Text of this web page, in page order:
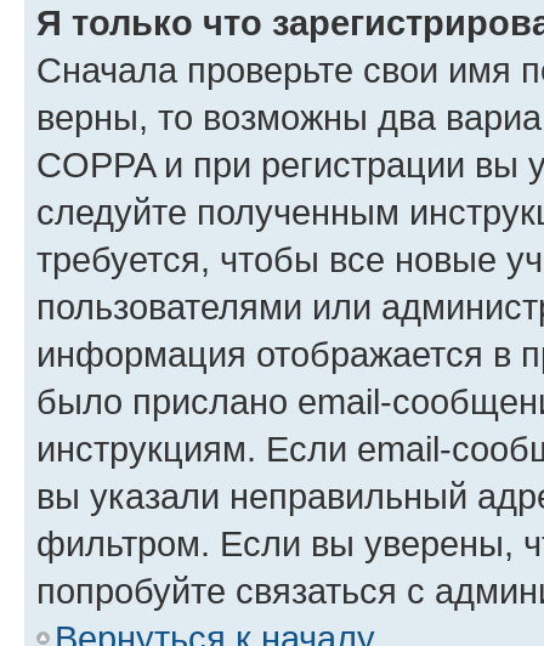
Я только что
Сначала проверьте свои имя
верны, то возможны два
COPPA и при регистрации вы
следуйте полученным
требуется, чтобы все новые
пользователями или
информация отображается в
было прислано email-
инструкциям. Если email-
вы указали неправильный
фильтром. Если вы уверены,
попробуйте связаться с
Вернуться к началу